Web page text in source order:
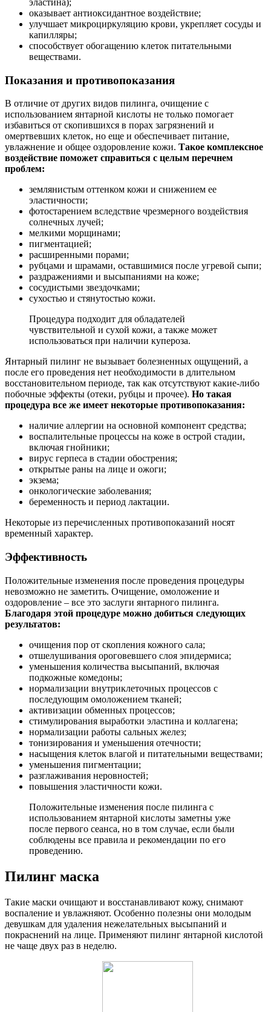
эластина);
оказывает антиоксидантное воздействие;
улучшает микроциркуляцию крови, укрепляет сосуды и
капилляры;
способствует обогащению клеток питательными
веществами.
Показания и противопоказания
В отличие от других видов пилинга, очищение с
использованием янтарной кислоты не только помогает
избавиться от скопившихся в порах загрязнений и
омертвевших клеток, но еще и обеспечивает питание,
увлажнение и общее оздоровление кожи. Такое комплексное
воздействие поможет справиться с целым перечнем
проблем:
землянистым оттенком кожи и снижением ее
эластичности;
фотостарением вследствие чрезмерного воздействия
солнечных лучей;
мелкими морщинами;
пигментацией;
расширенными порами;
рубцами и шрамами, оставшимися после угревой сыпи;
раздражениями и высыпаниями на коже;
сосудистыми звездочками;
сухостью и стянутостью кожи.
Процедура подходит для обладателей
чувствительной и сухой кожи, а также может
использоваться при наличии купероза.
Янтарный пилинг не вызывает болезненных ощущений, а
после его проведения нет необходимости в длительном
восстановительном периоде, так как отсутствуют какие-либо
побочные эффекты (отеки, рубцы и прочее). Но такая
процедура все же имеет некоторые противопоказания:
наличие аллергии на основной компонент средства;
воспалительные процессы на коже в острой стадии,
включая гнойники;
вирус герпеса в стадии обострения;
открытые раны на лице и ожоги;
экзема;
онкологические заболевания;
беременность и период лактации.
Некоторые из перечисленных противопоказаний носят
временный характер.
Эффективность
Положительные изменения после проведения процедуры
невозможно не заметить. Очищение, омоложение и
оздоровление – все это заслуги янтарного пилинга.
Благодаря этой процедуре можно добиться следующих
результатов:
очищения пор от скопления кожного сала;
отшелушивания ороговевшего слоя эпидермиса;
уменьшения количества высыпаний, включая
подкожные комедоны;
нормализации внутриклеточных процессов с
последующим омоложением тканей;
активизации обменных процессов;
стимулирования выработки эластина и коллагена;
нормализации работы сальных желез;
тонизирования и уменьшения отечности;
насыщения клеток влагой и питательными веществами;
уменьшения пигментации;
разглаживания неровностей;
повышения эластичности кожи.
Положительные изменения после пилинга с
использованием янтарной кислоты заметны уже
после первого сеанса, но в том случае, если были
соблюдены все правила и рекомендации по его
проведению.
Пилинг маска
Такие маски очищают и восстанавливают кожу, снимают
воспаление и увлажняют. Особенно полезны они молодым
девушкам для удаления нежелательных высыпаний и
покраснений на лице. Применяют пилинг янтарной кислотой
не чаще двух раз в неделю.